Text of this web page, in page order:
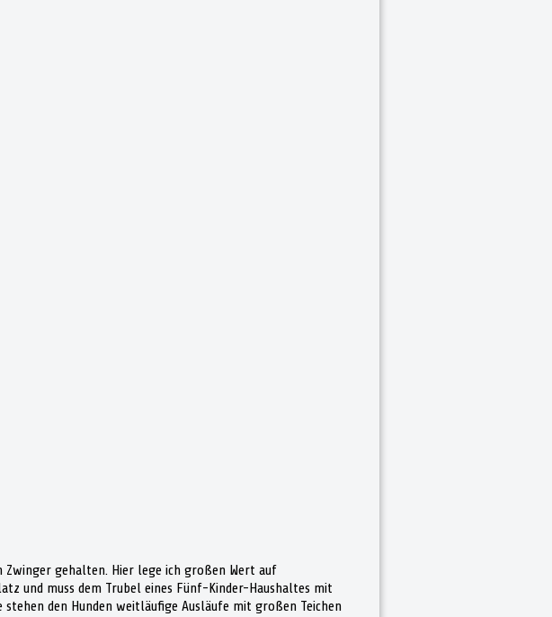
Zwinger gehalten. Hier lege ich großen Wert auf
und muss dem Trubel eines Fünf-Kinder-Haushaltes mit
den Hunden weitläufige Ausläufe mit großen Teichen